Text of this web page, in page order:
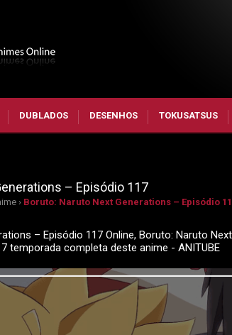
DUBLADOS DESENHOS TOKUSATSUS
– Episódio 117
› Boruto: Naruto Next Generations – Episódio
– Episódio 117 Online, Boruto: Naruto
temporada completa deste anime - ANITUBE